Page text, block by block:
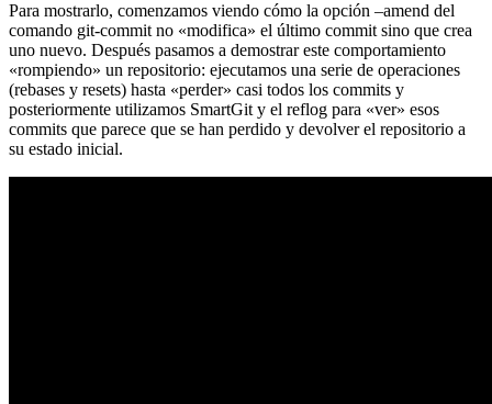
Para mostrarlo, comenzamos viendo cómo la opción –amend del
comando git-commit no «modifica» el último commit sino que crea
uno nuevo. Después pasamos a demostrar este comportamiento
«rompiendo» un repositorio: ejecutamos una serie de operaciones
(rebases y resets) hasta «perder» casi todos los commits y
posteriormente utilizamos SmartGit y el reflog para «ver» esos
commits que parece que se han perdido y devolver el repositorio a
su estado inicial.